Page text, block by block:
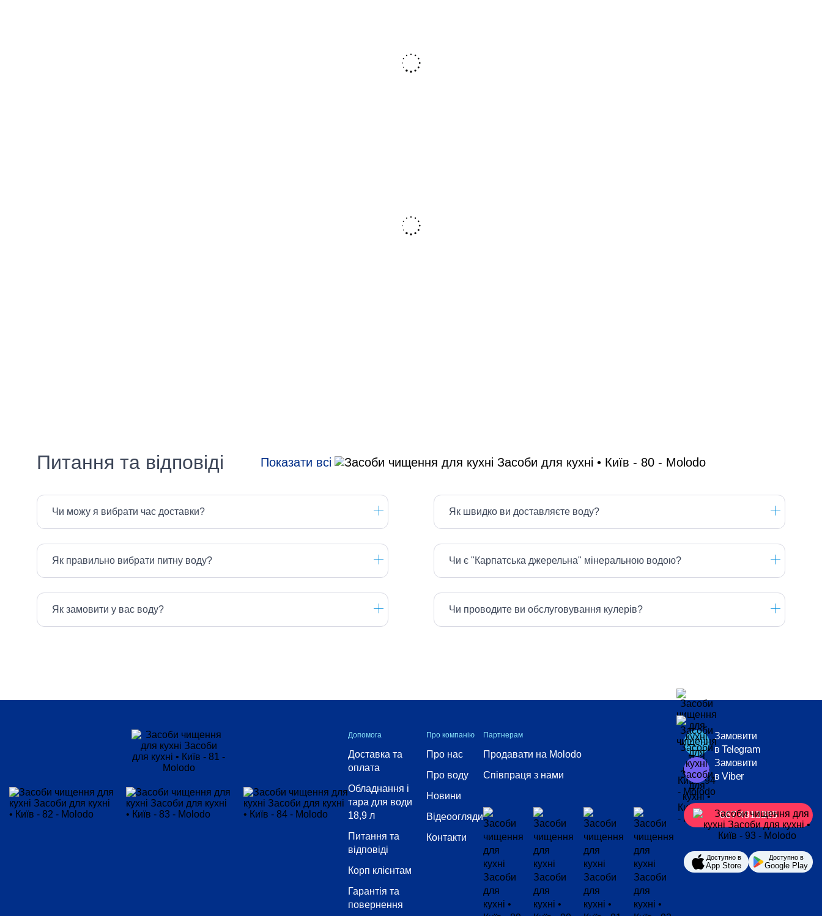
Питання та відповіді Показати всі
Чи можу я вибрати час доставки? Як швидко ви доставляєте воду?
Як правильно вибрати питну воду? Чи є "Карпатська джерельна" мінеральною водою?
Як замовити у вас воду? Чи проводите ви обслуговування кулерів?
Допомога
Доставка та
оплата
Обладнання і
тара для води
18,9 л
Питання та
відповіді
Корп клієнтам
Гарантія та
повернення
Про компанію
Про нас
Про воду
Новини
Відеоогляди
Контакти
Партнерам
Продавати на Molodo
Співпраця з нами
067 4913385
Замовити
в Telegram
Замовити
в Viber
Доступно в
App Store
Доступно в
Google Play